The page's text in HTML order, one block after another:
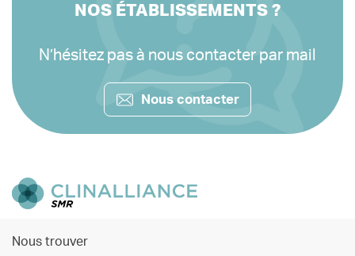
NOS ÉTABLISSEMENTS ?
N’hésitez pas à nous contacter par mail
Nous contacter
Nous trouver